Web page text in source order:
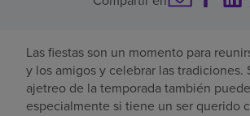
Las fiestas son un momento para
y los amigos y celebrar las tradiciones.
ajetreo de la temporada también
especialmente si tiene un ser querido